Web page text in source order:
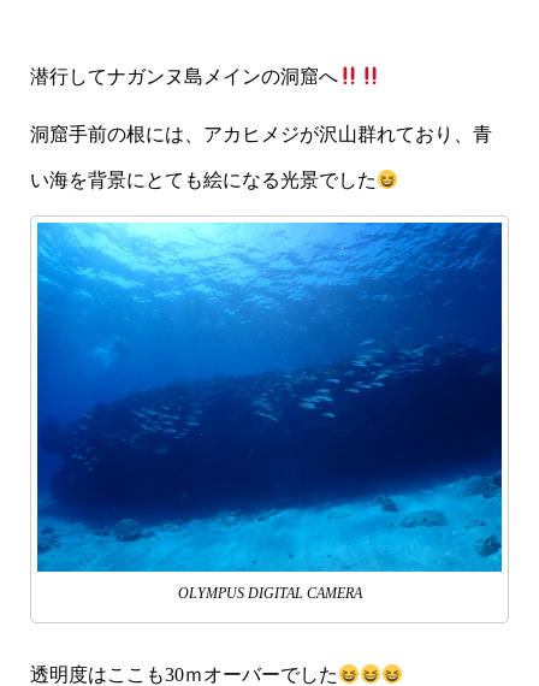
潜行してナガンヌ島メインの洞窟へ
洞窟手前の根には、アカヒメジが沢山群れており、青
い海を背景にとても絵になる光景でした
OLYMPUS DIGITAL CAMERA
透明度はここも30ｍオーバーでした